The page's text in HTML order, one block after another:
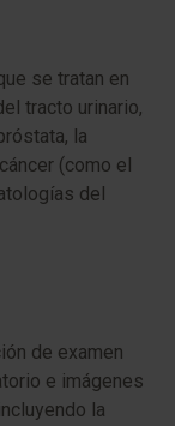
se tratan en
tracto urinario,
la
(como el
del
de examen
e imágenes
la